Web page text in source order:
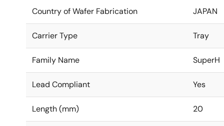
Country of Wafer Fabrication JAPAN
Carrier Type Tray
Family Name SuperH
Lead Compliant Yes
Length (mm) 20